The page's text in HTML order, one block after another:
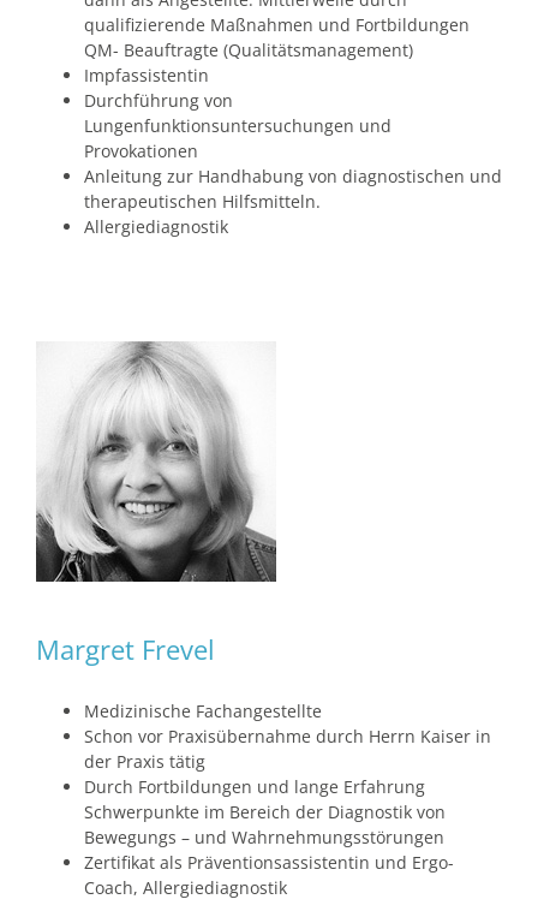
qualifizierende Maßnahmen und Fortbildungen
QM- Beauftragte (Qualitätsmanagement)
Impfassistentin
Durchführung von
Lungenfunktionsuntersuchungen und
Provokationen
Anleitung zur Handhabung von diagnostischen und
therapeutischen Hilfsmitteln.
Allergiediagnostik
Margret Frevel
Medizinische Fachangestellte
Schon vor Praxisübernahme durch Herrn Kaiser in
der Praxis tätig
Durch Fortbildungen und lange Erfahrung
Schwerpunkte im Bereich der Diagnostik von
Bewegungs – und Wahrnehmungsstörungen
Zertifikat als Präventionsassistentin und Ergo-
Coach, Allergiediagnostik